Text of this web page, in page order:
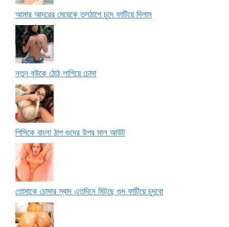
আমার আদরের মেয়েকে তলঠাপে চুদে ফাটিয়ে দিলাম
নতুন বউকে ঠোঠ লাগিয়ে চোদা
পিসিকে বাংলা ঠাপ গুদের উপর মাল আউট
তোমাকে চোদার স্বাদ এতদিনে মিটছে গুদ ফাটিয়ে চুদবো